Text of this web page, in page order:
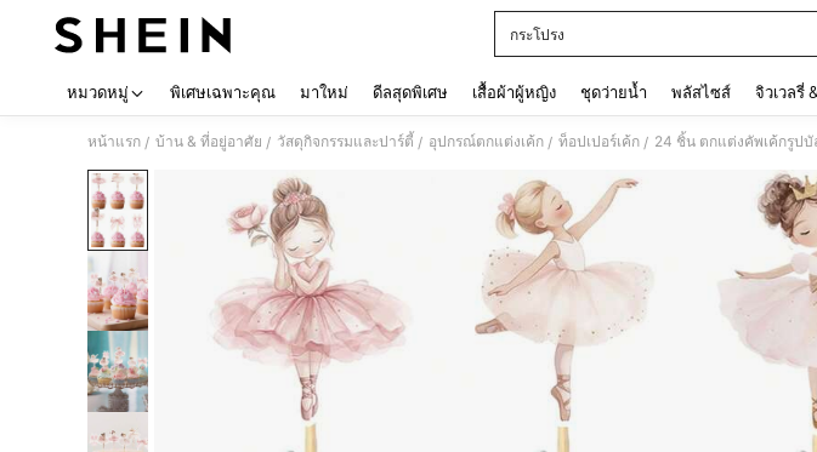
กระโปรง
หมวดหมู่ พิเศษเฉพาะคุณ มาใหม่ ดีลสุดพิเศษ เสื้อผ้าผู้หญิง ชุดว่ายน้ำ พลัสไซส์ จิวเวลรี่
หน้าแรก / บ้าน & ที่อยู่อาศัย / วัสดุกิจกรรมและปาร์ตี้ / อุปกรณ์ตกแต่งเค้ก / ท็อปเปอร์เค้ก / 24 ชิ้น ตกแต่งคัพเค้กรูป